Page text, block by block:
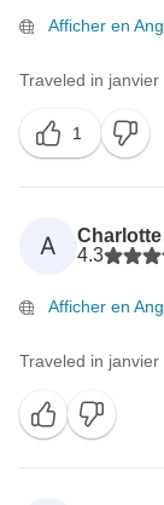
Afficher en
Traveled in janvier
1
A
Charlotte
4.3
Afficher en
Traveled in janvier